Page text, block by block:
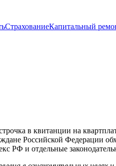
СтрахованиеКапитальный
в квитанции на
Российской Федерации
РФ и отдельные